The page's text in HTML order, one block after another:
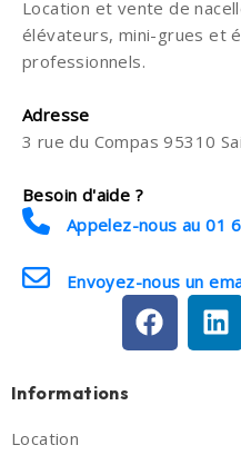
Location et vente de
élévateurs, mini-grues et
professionnels.
Adresse
3 rue du Compas 95310
Besoin d'aide ?
Appelez-nous au 01
Envoyez-nous un
Informations
Location